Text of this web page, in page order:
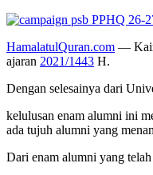
HamalatulQuran.com —
ajaran 2021/1443 H.
Dengan selesainya dari
kelulusan enam alumni ini
ada tujuh alumni yang
Dari enam alumni yang